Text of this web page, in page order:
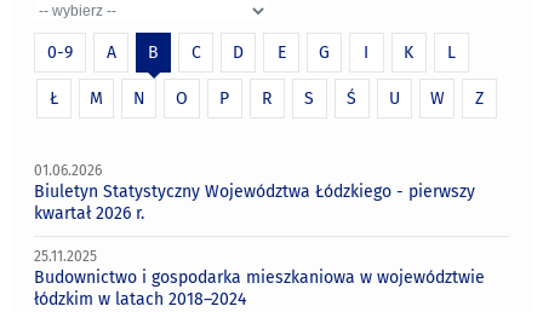
0-9 A B C D E G I K L
Ł M N O P R S Ś U W Z
01.06.2026
Biuletyn Statystyczny Województwa Łódzkiego - pierwszy
kwartał 2026 r.
25.11.2025
Budownictwo i gospodarka mieszkaniowa w województwie
łódzkim w latach 2018–2024